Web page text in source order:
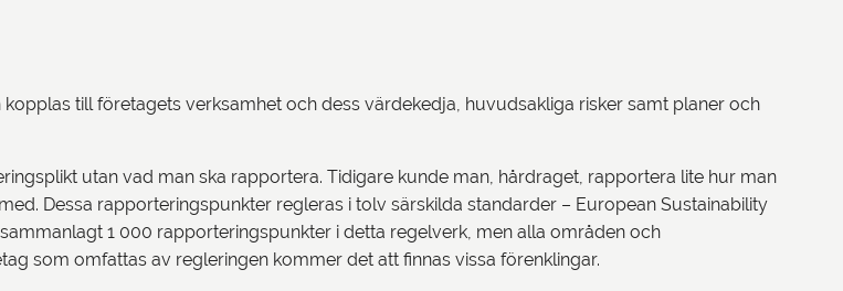
till företagets verksamhet och dess värdekedja, huvudsakliga risker samt planer och
utan vad man ska rapportera. Tidigare kunde man, hårdraget, rapportera lite hur man
Dessa rapporteringspunkter regleras i tolv särskilda standarder – European Sustainability
1 000 rapporteringspunkter i detta regelverk, men alla områden och
som omfattas av regleringen kommer det att finnas vissa förenklingar.